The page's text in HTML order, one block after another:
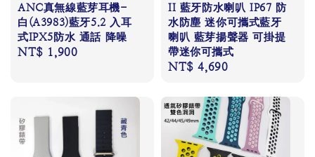
ANC真無線藍芽耳機-
白(A3983)藍牙5.2 入耳
式IPX5防水 通話 降噪
Regular
NT$ 1,900
II 藍牙防水喇叭 IP67 防
水防塵 迷你可攜式藍牙
喇叭 藍芽揚聲器 可掛提
帶迷你可攜式
Regular
NT$ 4,690